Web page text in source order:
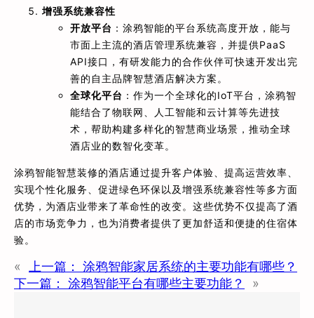
增强系统兼容性
开放平台 ：涂鸦智能的平台系统高度开放，能与
市面上主流的酒店管理系统兼容，并提供PaaS
API接口，有研发能力的合作伙伴可快速开发出完
善的自主品牌智慧酒店解决方案。
全球化平台 ：作为一个全球化的IoT平台，涂鸦智
能结合了物联网、人工智能和云计算等先进技
术，帮助构建多样化的智慧商业场景，推动全球
酒店业的数智化变革。
涂鸦智能智慧装修的酒店通过提升客户体验、提高运营效率、
实现个性化服务、促进绿色环保以及增强系统兼容性等多方面
优势，为酒店业带来了革命性的改变。这些优势不仅提高了酒
店的市场竞争力，也为消费者提供了更加舒适和便捷的住宿体
验。
« 上一篇：
涂鸦智能家居系统的主要功能有哪些？
下一篇：
涂鸦智能平台有哪些主要功能？ »